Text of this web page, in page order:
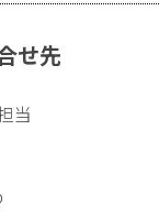
せ先
当